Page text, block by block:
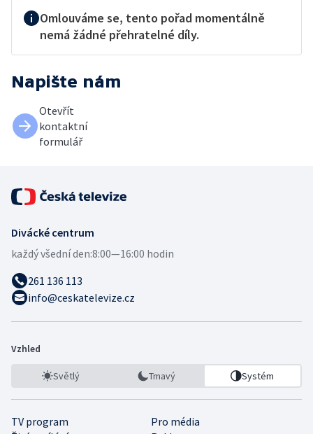
Omlouváme se, tento pořad momentálně
nemá žádné přehratelné díly.
Napište nám
Otevřít
kontaktní
formulář
Divácké centrum
každý všední den:8:00—16:00 hodin
261 136 113
info@ceskatelevize.cz
Vzhled
Světlý Tmavý Systém
TV program
Pro média